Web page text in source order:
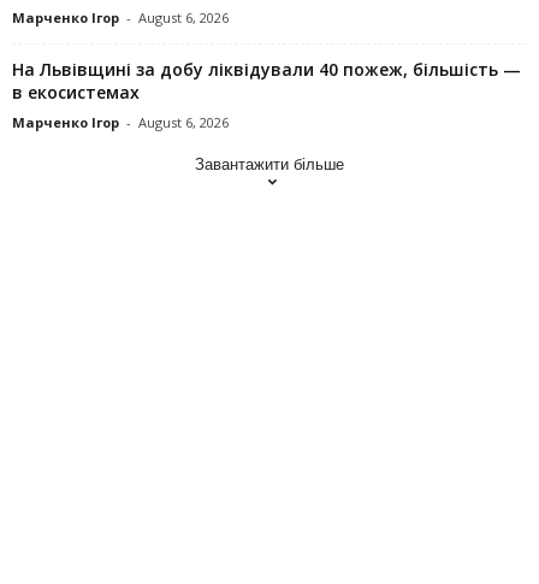
Марченко Ігор - August 6, 2026
На Львівщині за добу ліквідували 40 пожеж, більшість —
в екосистемах
Марченко Ігор - August 6, 2026
Завантажити більше